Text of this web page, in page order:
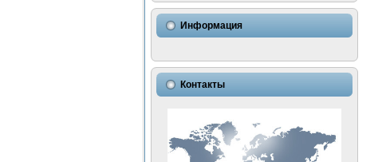
Информация
Контакты